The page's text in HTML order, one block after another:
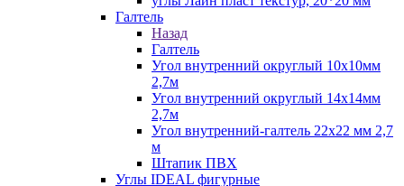
Галтель
Назад
Галтель
Угол внутренний округлый 10х10мм
2,7м
Угол внутренний округлый 14х14мм
2,7м
Угол внутренний-галтель 22х22 мм 2,7
м
Штапик ПВХ
Углы IDEAL фигурные